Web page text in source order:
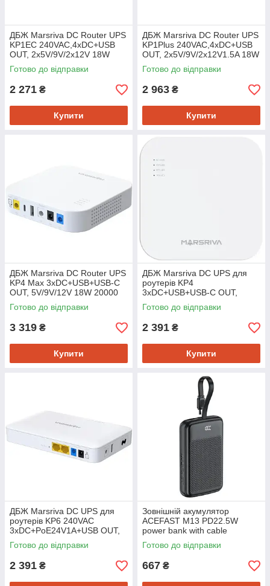
ДБЖ Marsriva DC Router UPS
KP1EC 240VAC,4хDC+USB
OUT, 2x5V/9V/2x12V 18W
8000mAh (30Wh) Li-ion
Готово до відправки
2 271 ₴
Купити
ДБЖ Marsriva DC Router UPS
KP1Plus 240VAC,4хDC+USB
OUT, 2x5V/9V/2x12V1.5A 18W
16000mAh Li-ion
Готово до відправки
2 963 ₴
Купити
ДБЖ Marsriva DC Router UPS
KP4 Max 3xDC+USB+USB-C
OUT, 5V/9V/12V 18W 20000
mAh (74Wh) Li-Ion
Готово до відправки
3 319 ₴
Купити
ДБЖ Marsriva DC UPS для
роутерів KP4
3xDC+USB+USB-C OUT,
5V/9V/12V 18W 10000 mAh
(36Wh) Li-Ion
Готово до відправки
2 391 ₴
Купити
ДБЖ Marsriva DC UPS для
роутерів KP6 240VAC
3xDC+PoE24V1A+USB OUT,
2x5V/9V/12V2.5A 18W
10000mAh
Готово до відправки
2 391 ₴
Зовнішній акумулятор
ACEFAST M13 PD22.5W
power bank with cable
10000mAh Black
(6974316283959)
Готово до відправки
667 ₴